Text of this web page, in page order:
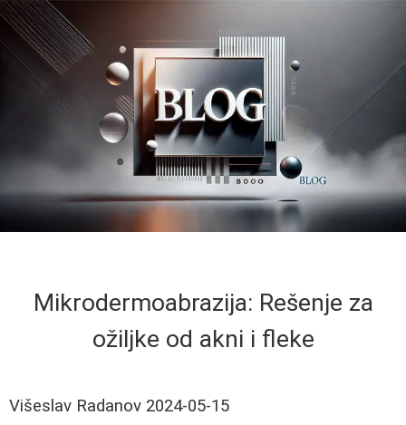
Mikrodermoabrazija: Rešenje za
ožiljke od akni i fleke
Višeslav Radanov 2024-05-15